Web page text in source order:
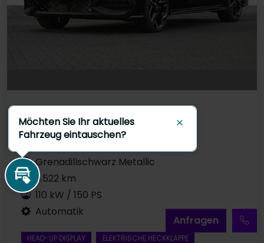
Anfragen
Diesel
Grenadillschwarz Metallic
9.522 km
110 kW / 150 PS
Automatik
HEAD-UP DISPLAY ELEKTRISCHE HECKKLAPPE
Inzahlungnahme
Möchten Sie Ihr aktuelles
Fahrzeug eintauschen?
Schließen